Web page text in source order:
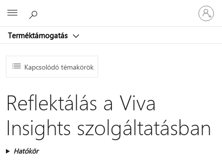
Terméktámogatás
be
a
Kapcsolódó témakörök
Reflektálás a Viva
Insights szolgáltatásban
Hatókör